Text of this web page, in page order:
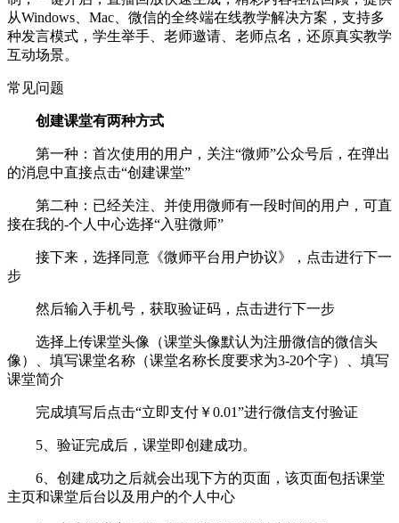
从Windows、Mac、微信的全终端在线教学解决方案，支持多
种发言模式，学生举手、老师邀请、老师点名，还原真实教学
互动场景。
常见问题
创建课堂有两种方式
第一种：首次使用的用户，关注“微师”公众号后，在弹出
的消息中直接点击“创建课堂”
第二种：已经关注、并使用微师有一段时间的用户，可直
接在我的-个人中心选择“入驻微师”
接下来，选择同意《微师平台用户协议》，点击进行下一
步
然后输入手机号，获取验证码，点击进行下一步
选择上传课堂头像（课堂头像默认为注册微信的微信头
像）、填写课堂名称（课堂名称长度要求为3-20个字）、填写
课堂简介
完成填写后点击“立即支付￥0.01”进行微信支付验证
5、验证完成后，课堂即创建成功。
6、创建成功之后就会出现下方的页面，该页面包括课堂
主页和课堂后台以及用户的个人中心